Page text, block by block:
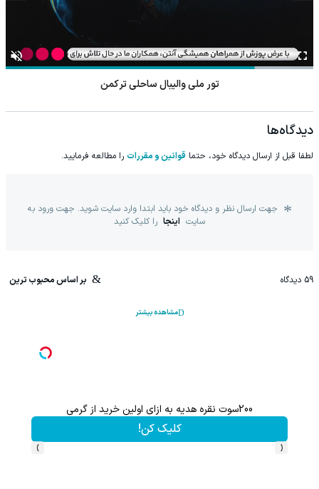
تور ملی والیبال ساحلی ترکمن
دیدگاه‌ها
لطفا قبل از ارسال دیدگاه خود، حتما قوانین و مقررات را مطالعه فرمایید.
جهت ارسال نظر و دیدگاه خود باید ابتدا وارد سایت شوید. جهت ورود به
سایت اینجا را کلیک کنید
59 دیدگاه بر اساس محبوب ترین
مشاهده بیشتر
200سوت نقره هدیه به ازای اولین خرید از گرمی
کلیک کن!
‹
›